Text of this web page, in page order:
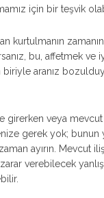
için bir teşvik
kurtulmanın
bu, affetmek
aranız
girerken veya
gerek yok;
ayırın. Mevcut
verebilecek yanlış